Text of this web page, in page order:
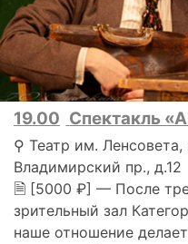
19.00 Спектакль
⚲ Театр им. Ленсовета,
Владимирский пр., д.12
🗎 [5000 ₽] — После
зрительный зал
наше отношение